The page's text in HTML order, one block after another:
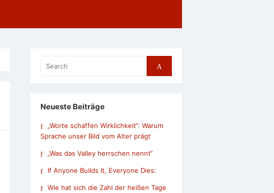
for:
Search
Neueste Beiträge
„Worte schaffen Wirklichkeit“: Warum
Sprache unser Bild vom Alter prägt
„Was das Valley herrschen nennt“
If Anyone Builds It, Everyone Dies:
Wie hat sich die Zahl der heißen Tage